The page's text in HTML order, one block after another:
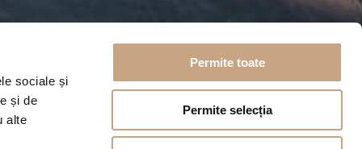
sociale și
și de
alte
Permite toate
Permite selecția